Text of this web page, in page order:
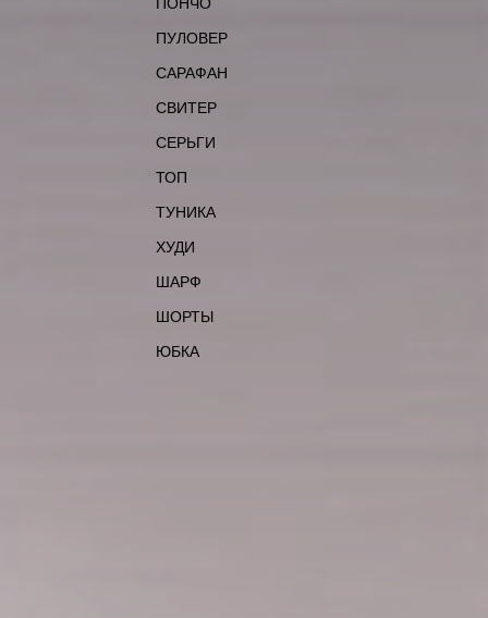
ПУЛОВЕР
САРАФАН
СВИТЕР
СЕРЬГИ
ТОП
ТУНИКА
ХУДИ
ШАРФ
ШОРТЫ
ЮБКА